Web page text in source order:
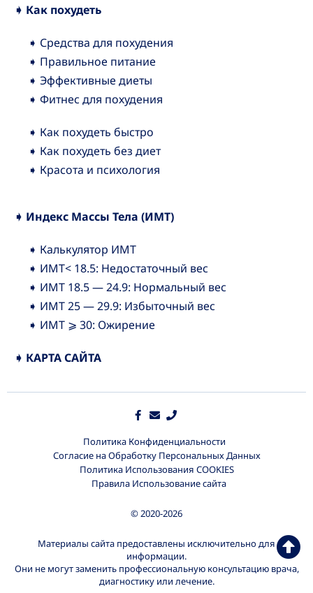
➧ Как похудеть
➧ Средства для похудения
➧ Правильное питание
➧ Эффективные диеты
➧ Фитнес для похудения
➧ Как похудеть быстро
➧ Как похудеть без диет
➧ Красота и психология
➧ Индекс Массы Тела (ИМТ)
➧ Калькулятор ИМТ
➧ ИМТ< 18.5: Недостаточный вес
➧ ИМТ 18.5 — 24.9: Нормальный вес
➧ ИМТ 25 — 29.9: Избыточный вес
➧ ИМТ ⩾ 30: Ожирение
➧ КАРТА САЙТА
Политика Конфиденциальности
Согласие на Обработку Персональных Данных
Политика Использования COOKIES
Правила Использование сайта
© 2020-2026
Материалы сайта предоставлены исключительно для
информации.
Они не могут заменить профессиональную консультацию врача,
диагностику или лечение.